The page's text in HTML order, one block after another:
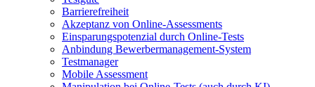
Barrierefreiheit
Akzeptanz von Online-Assessments
Einsparungspotenzial durch Online-Tests
Anbindung Bewerbermanagement-System
Testmanager
Mobile Assessment